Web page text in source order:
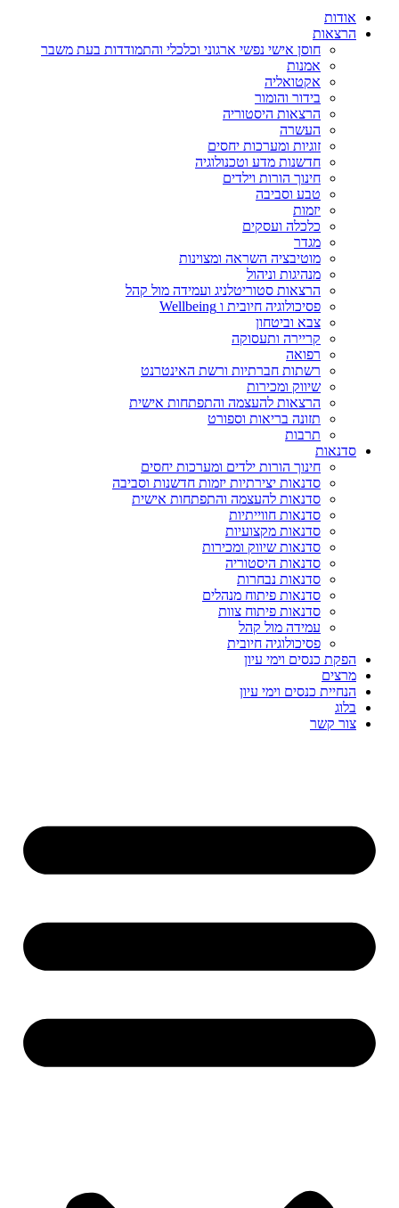
אודות
הרצאות
חוסן אישי נפשי ארגוני וכלכלי והתמודדות בעת משבר
אמנות
אקטואליה
בידור והומור
הרצאות היסטוריה
העשרה
זוגיות ומערכות יחסים
חדשנות מדע וטכנולוגיה
חינוך הורות וילדים
טבע וסביבה
יזמות
כלכלה ועסקים
מגדר
מוטיבציה השראה ומצוינות
מנהיגות וניהול
הרצאות סטוריטלניג ועמידה מול קהל
פסיכולוגיה חיובית ו Wellbeing
צבא וביטחון
קריירה ותעסוקה
רפואה
רשתות חברתיות ורשת האינטרנט
שיווק ומכירות
הרצאות להעצמה והתפתחות אישית
תזונה בריאות וספורט
תרבות
סדנאות
חינוך הורות ילדים ומערכות יחסים
סדנאות יצירתיות יזמות חדשנות וסביבה
סדנאות להעצמה והתפתחות אישית
סדנאות חווייתיות
סדנאות מקצועיות
סדנאות שיווק ומכירות
סדנאות היסטוריה
סדנאות נבחרות
סדנאות פיתוח מנהלים
סדנאות פיתוח צוות
עמידה מול קהל
פסיכולוגיה חיובית
הפקת כנסים וימי עיון
מרצים
הנחיית כנסים וימי עיון
בלוג
צור קשר